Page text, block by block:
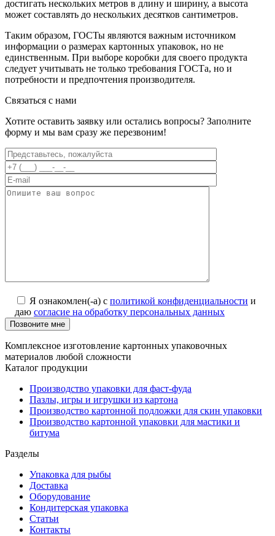
достигать нескольких метров в длину и ширину, а высота
может составлять до нескольких десятков сантиметров.
Таким образом, ГОСТы являются важным источником
информации о размерах картонных упаковок, но не
единственным. При выборе коробки для своего продукта
следует учитывать не только требования ГОСТа, но и
потребности и предпочтения производителя.
Связаться с нами
Хотите оставить заявку или остались вопросы? Заполните
форму и мы вам сразу же перезвоним!
Я ознакомлен(-а) с политикой конфиденциальности и
даю согласие на обработку персональных данных
Позвоните мне
Комплексное изготовление картонных упаковочных
материалов любой сложности
Каталог продукции
Производство упаковки для фаст-фуда
Пазлы, игры и игрушки из картона
Производство картонной подложки для скин упаковки
Производство картонной упаковки для мастики и
битума
Разделы
Упаковка для рыбы
Доставка
Оборудование
Кондитерская упаковка
Статьи
Контакты